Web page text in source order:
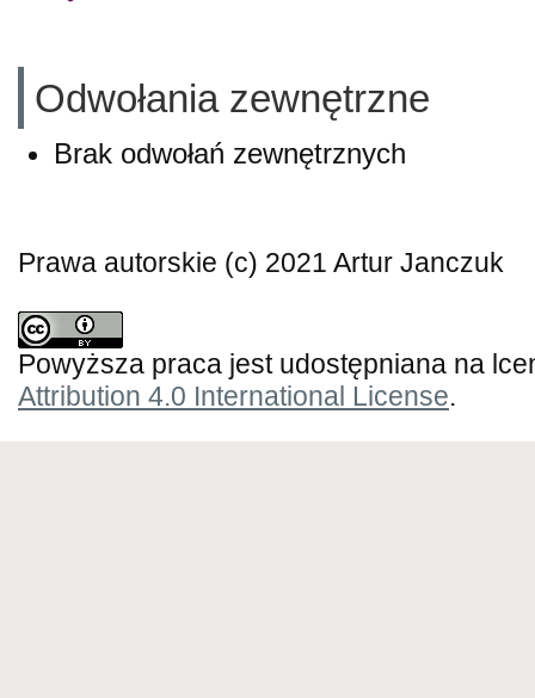
Odwołania zewnętrzne
Brak odwołań zewnętrznych
Prawa autorskie (c) 2021 Artur Janczuk
Powyższa praca jest udostępniana na
Attribution 4.0 International License.